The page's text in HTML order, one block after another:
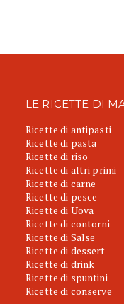
LE RICETTE DI
Ricette di antipasti
Ricette di pasta
Ricette di riso
Ricette di altri primi
Ricette di carne
Ricette di pesce
Ricette di Uova
Ricette di contorni
Ricette di Salse
Ricette di dessert
Ricette di drink
Ricette di spuntini
Ricette di conserve